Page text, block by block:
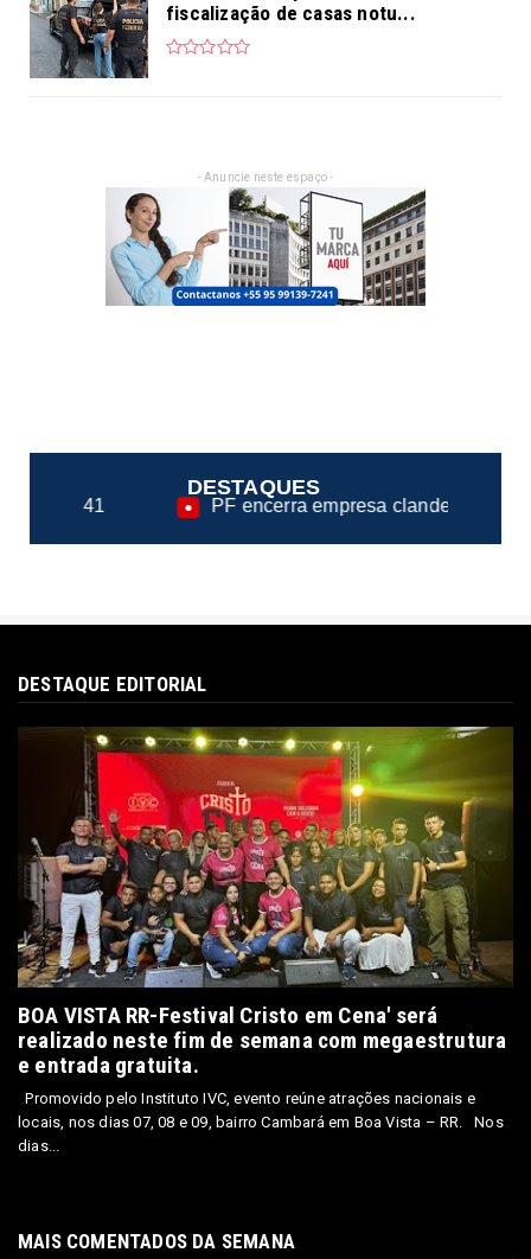
fiscalização de casas notu...
- Anuncie neste espaço -
DESTAQUES
PF encerra empresa clandestina na fiscalização de
DESTAQUE EDITORIAL
BOA VISTA RR-Festival Cristo em Cena' será
realizado neste fim de semana com megaestrutura
e entrada gratuita.
Promovido pelo Instituto IVC, evento reúne atrações nacionais e
locais, nos dias 07, 08 e 09, bairro Cambará em Boa Vista – RR. Nos
dias...
MAIS COMENTADOS DA SEMANA